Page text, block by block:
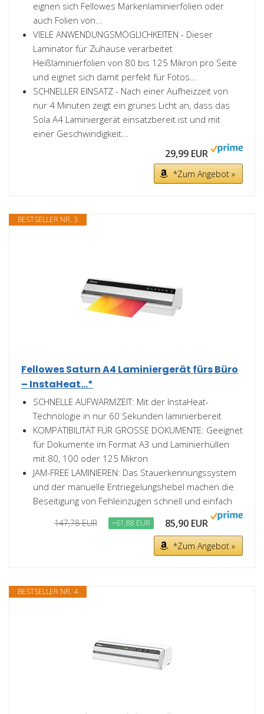
eignen sich Fellowes Markenlaminierfolien oder
auch Folien von...
VIELE ANWENDUNGSMÖGLICHKEITEN - Dieser
Laminator für Zuhause verarbeitet
Heißlaminierfolien von 80 bis 125 Mikron pro Seite
und eignet sich damit perfekt für Fotos...
SCHNELLER EINSATZ - Nach einer Aufheizzeit von
nur 4 Minuten zeigt ein grünes Licht an, dass das
Sola A4 Laminiergerät einsatzbereit ist und mit
einer Geschwindigkeit...
29,99 EUR
*Zum Angebot »
BESTSELLER NR. 3
Fellowes Saturn A4 Laminiergerät fürs Büro
– InstaHeat...*
SCHNELLE AUFWÄRMZEIT: Mit der InstaHeat-
Technologie in nur 60 Sekunden laminierbereit
KOMPATIBILITÄT FÜR GROSSE DOKUMENTE: Geeignet
für Dokumente im Format A3 und Laminierhüllen
mit 80, 100 oder 125 Mikron
JAM-FREE LAMINIEREN: Das Stauerkennungssystem
und der manuelle Entriegelungshebel machen die
Beseitigung von Fehleinzügen schnell und einfach
147,78 EUR −61,88 EUR 85,90 EUR
*Zum Angebot »
BESTSELLER NR. 4